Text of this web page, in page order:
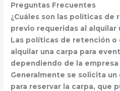
Preguntas Frecuentes
¿Cuáles son las políticas
previo requeridas al alquilar
Las políticas de retención o
alquilar una carpa para
dependiendo de la
Generalmente se solicita un
para reservar la carpa, que